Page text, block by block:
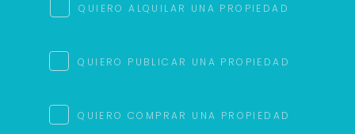
QUIERO ALQUILAR UNA PROPIEDAD
QUIERO PUBLICAR UNA PROPIEDAD
QUIERO COMPRAR UNA PROPIEDAD